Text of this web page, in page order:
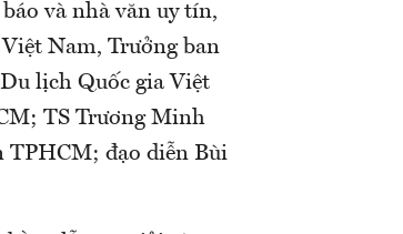
và nhà văn uy tín,
Nam, Trưởng ban
lịch Quốc gia Việt
TS Trương Minh
TPHCM; đạo diễn Bùi